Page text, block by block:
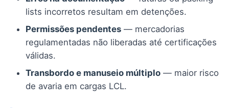
lists incorretos resultam em detenções.
Permissões pendentes — mercadorias
regulamentadas não liberadas até certificações
válidas.
Transbordo e manuseio múltiplo — maior risco
de avaria em cargas LCL.